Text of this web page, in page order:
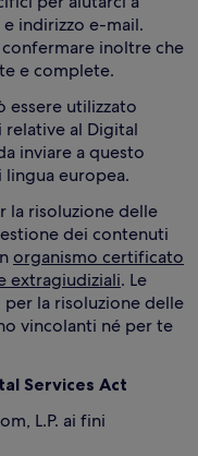
indirizzo e-mail.
inoltre che
e complete.
essere utilizzato
al Digital
inviare a questo
lingua europea.
la risoluzione delle
dei contenuti
organismo certificato
extragiudiziali. Le
la risoluzione delle
vincolanti né per te
Services Act
L.P. ai fini